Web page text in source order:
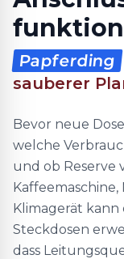
Papferding
sauberer
Bevor neue
welche
und ob Reserve
Klimagerät kann
Steckdosen
dass